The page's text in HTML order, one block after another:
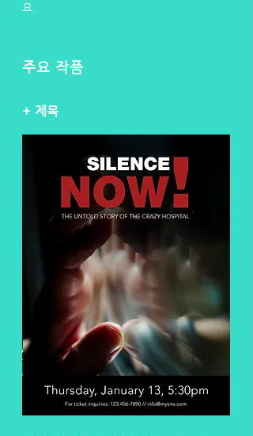
요.
주요 작품
+ 제목